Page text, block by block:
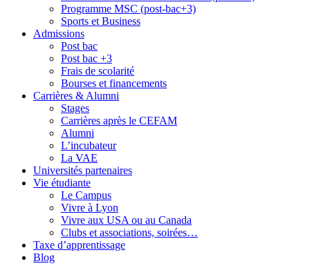
Programme MSC (post-bac+3)
Sports et Business
Admissions
Post bac
Post bac +3
Frais de scolarité
Bourses et financements
Carrières & Alumni
Stages
Carrières après le CEFAM
Alumni
L’incubateur
La VAE
Universités partenaires
Vie étudiante
Le Campus
Vivre à Lyon
Vivre aux USA ou au Canada
Clubs et associations, soirées…
Taxe d’apprentissage
Blog